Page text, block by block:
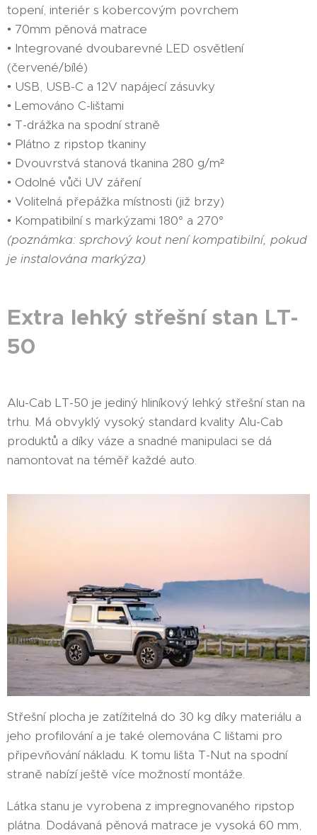
topení, interiér s kobercovým povrchem
• 70mm pěnová matrace
• Integrované dvoubarevné LED osvětlení
(červené/bílé)
• USB, USB-C a 12V napájecí zásuvky
• Lemováno C-lištami
• T-drážka na spodní straně
• Plátno z ripstop tkaniny
• Dvouvrstvá stanová tkanina 280 g/m²
• Odolné vůči UV záření
• Volitelná přepážka místnosti (již brzy)
• Kompatibilní s markýzami 180° a 270°
(poznámka: sprchový kout není kompatibilní, pokud
je instalována markýza)
Extra lehký střešní stan LT-
50
Alu-Cab LT-50 je jediný hliníkový lehký střešní stan na
trhu. Má obvyklý vysoký standard kvality Alu-Cab
produktů a díky váze a snadné manipulaci se dá
namontovat na téměř každé auto.
Střešní plocha je zatížitelná do 30 kg díky materiálu a
jeho profilování a je také olemována C lištami pro
připevňování nákladu. K tomu lišta T-Nut na spodní
straně nabízí ještě více možností montáže.
Látka stanu je vyrobena z impregnovaného ripstop
plátna. Dodávaná pěnová matrace je vysoká 60 mm,